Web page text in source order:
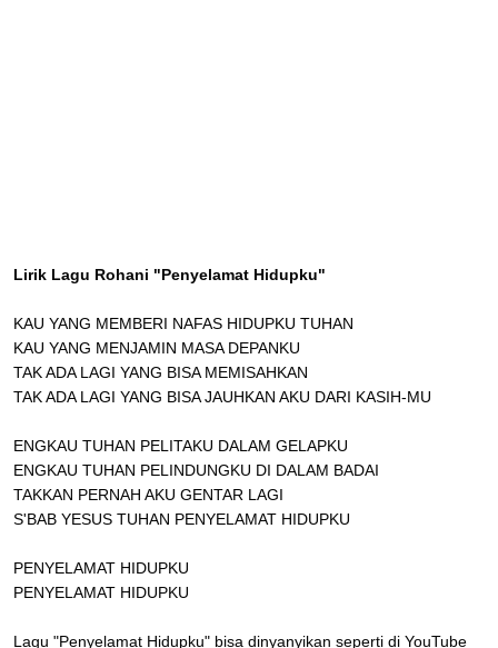
Lirik Lagu Rohani "Penyelamat Hidupku"
KAU YANG MEMBERI NAFAS HIDUPKU TUHAN
KAU YANG MENJAMIN MASA DEPANKU
TAK ADA LAGI YANG BISA MEMISAHKAN
TAK ADA LAGI YANG BISA JAUHKAN AKU DARI KASIH-MU
ENGKAU TUHAN PELITAKU DALAM GELAPKU
ENGKAU TUHAN PELINDUNGKU DI DALAM BADAI
TAKKAN PERNAH AKU GENTAR LAGI
S'BAB YESUS TUHAN PENYELAMAT HIDUPKU
PENYELAMAT HIDUPKU
PENYELAMAT HIDUPKU
Lagu "Penyelamat Hidupku" bisa dinyanyikan seperti di YouTube